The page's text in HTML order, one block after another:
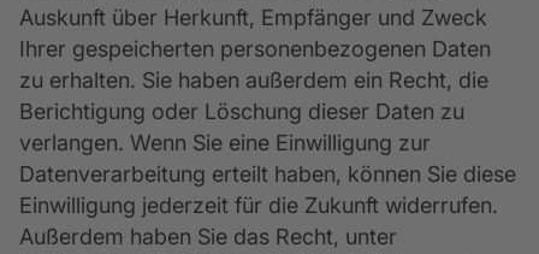
Auskunft über Herkunft, Empfänger und Zweck
Ihrer gespeicherten personenbezogenen Daten
zu erhalten. Sie haben außerdem ein Recht, die
Berichtigung oder Löschung dieser Daten zu
verlangen. Wenn Sie eine Einwilligung zur
Datenverarbeitung erteilt haben, können Sie diese
Einwilligung jederzeit für die Zukunft widerrufen.
Außerdem haben Sie das Recht, unter